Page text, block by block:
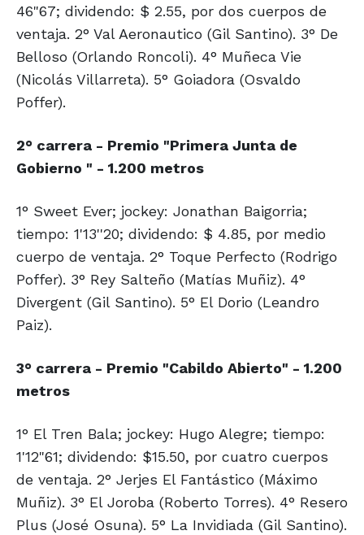
46"67; dividendo: $ 2.55, por dos cuerpos de
ventaja. 2° Val Aeronautico (Gil Santino). 3° De
Belloso (Orlando Roncoli). 4° Muñeca Vie
(Nicolás Villarreta). 5° Goiadora (Osvaldo
Poffer).
2° carrera - Premio "Primera Junta de
Gobierno " - 1.200 metros
1° Sweet Ever; jockey: Jonathan Baigorria;
tiempo: 1'13''20; dividendo: $ 4.85, por medio
cuerpo de ventaja. 2° Toque Perfecto (Rodrigo
Poffer). 3° Rey Salteño (Matías Muñiz). 4°
Divergent (Gil Santino). 5° El Dorio (Leandro
Paiz).
3° carrera - Premio "Cabildo Abierto" - 1.200
metros
1° El Tren Bala; jockey: Hugo Alegre; tiempo:
1'12"61; dividendo: $15.50, por cuatro cuerpos
de ventaja. 2° Jerjes El Fantástico (Máximo
Muñiz). 3° El Joroba (Roberto Torres). 4° Resero
Plus (José Osuna). 5° La Invidiada (Gil Santino).